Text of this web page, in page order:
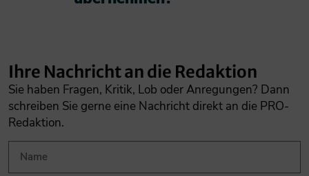
Ihre Nachricht an die Redaktion
Sie haben Fragen, Kritik, Lob oder Anregungen? Dann
schreiben Sie gerne eine Nachricht direkt an die PRO-
Redaktion.